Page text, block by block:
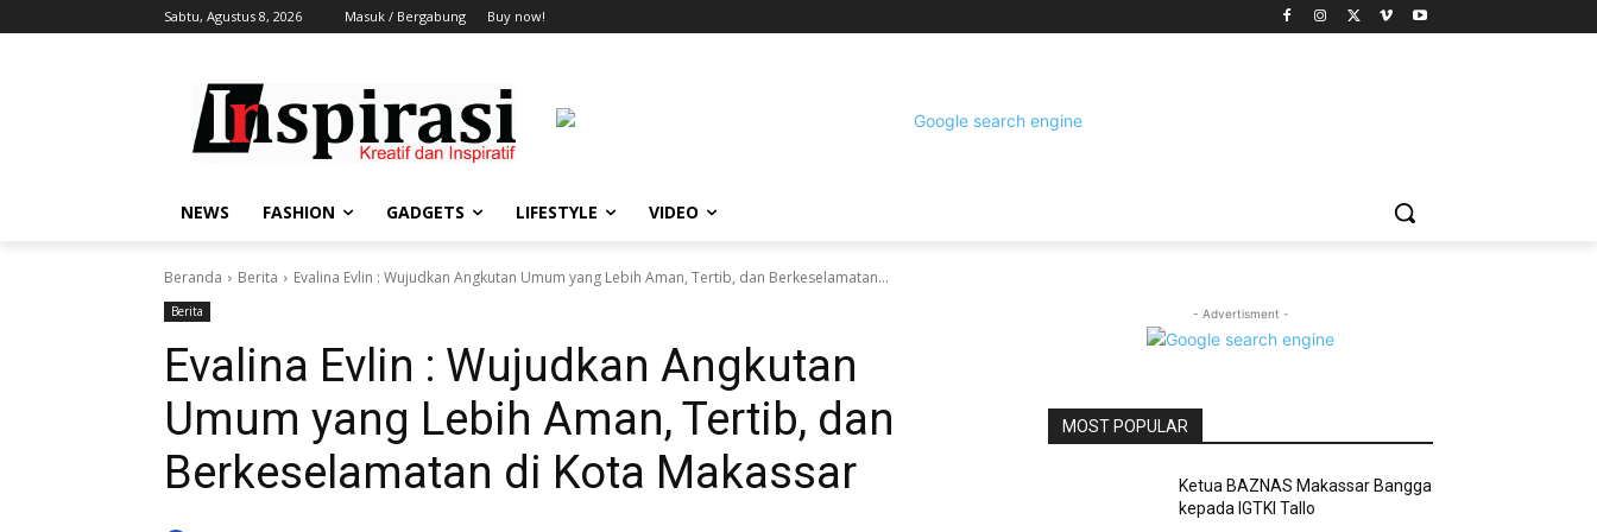
Sabtu, Agustus 8, 2026 Masuk / Bergabung Buy now!
NEWS FASHION GADGETS LIFESTYLE VIDEO
Beranda Berita Evalina Evlin : Wujudkan Angkutan Umum yang Lebih Aman, Tertib, dan Berkeselamatan...
Berita
Evalina Evlin : Wujudkan Angkutan
Umum yang Lebih Aman, Tertib, dan
Berkeselamatan di Kota Makassar
- Advertisment -
MOST POPULAR
Ketua BAZNAS Makassar Bangga
kepada IGTKI Tallo